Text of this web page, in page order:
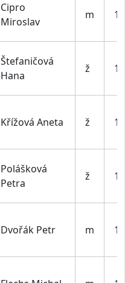
Cipro
Miroslav
m
Štefaničová
Hana
ž
Křížová Aneta ž
Polášková
Petra
ž
Dvořák Petr m